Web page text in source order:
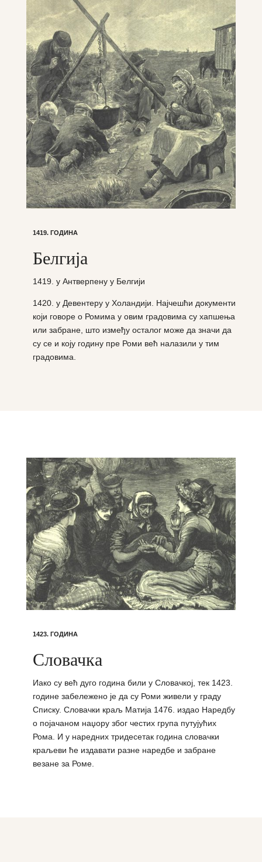
1419. ГОДИНА
Белгија
1419. у Антверпену у Белгији
1420. у Девентеру у Холандији. Најчешћи документи
који говоре о Ромима у овим градовима су хапшења
или забране, што између осталог може да значи да
су се и коју годину пре Роми већ налазили у тим
градовима.
1423. ГОДИНА
Словачка
Иако су већ дуго година били у Словачкој, тек 1423.
године забележено је да су Роми живели у граду
Списку. Словачки краљ Матија 1476. издао Наредбу
о појачаном наџору због честих група путујућих
Рома. И у наредних тридесетак година словачки
краљеви ће издавати разне наредбе и забране
везане за Роме.